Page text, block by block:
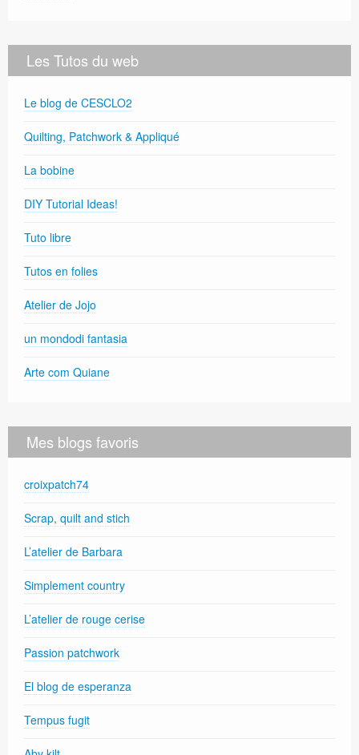
Les Tutos du web
Le blog de CESCLO2
Quilting, Patchwork & Appliqué
La bobine
DIY Tutorial Ideas!
Tuto libre
Tutos en folies
Atelier de Jojo
un mondodi fantasia
Arte com Quiane
Mes blogs favoris
croixpatch74
Scrap, quilt and stich
L’atelier de Barbara
Simplement country
L’atelier de rouge cerise
Passion patchwork
El blog de esperanza
Tempus fugit